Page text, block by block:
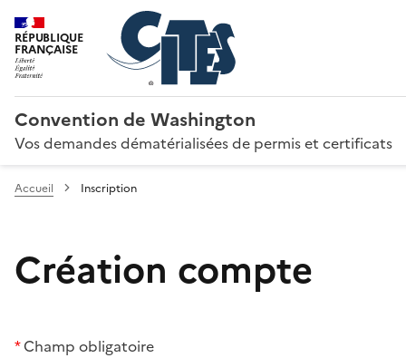
RÉPUBLIQUE
FRANÇAISE
Convention de Washington
Vos demandes dématérialisées de permis et certificats
Accueil Inscription
Création compte
*Champ obligatoire